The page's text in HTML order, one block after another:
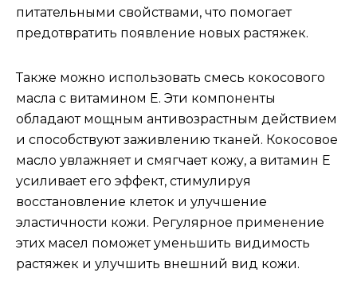
питательными свойствами, что помогает
предотвратить появление новых растяжек.
Также можно использовать смесь кокосового
масла с витамином E. Эти компоненты
обладают мощным антивозрастным действием
и способствуют заживлению тканей. Кокосовое
масло увлажняет и смягчает кожу, а витамин E
усиливает его эффект, стимулируя
восстановление клеток и улучшение
эластичности кожи. Регулярное применение
этих масел поможет уменьшить видимость
растяжек и улучшить внешний вид кожи.